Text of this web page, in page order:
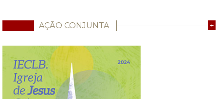
AÇÃO CONJUNTA +